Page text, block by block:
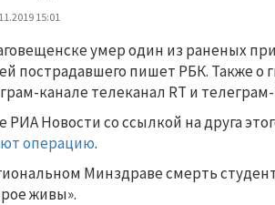
15:01
умер один из раненых
пострадавшего пишет РБК. Также о
канале телеканал RT и
РИА Новости со ссылкой на друга
операцию.
Минздраве смерть
живы».